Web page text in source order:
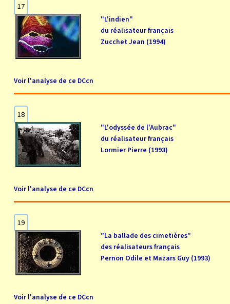
17
"L'indien"
du réalisateur français
Zucchet Jean (1994)
Voir l'analyse de ce DCcn
18
"L'odyssée de l'Aubrac"
du réalisateur français
Lormier Pierre (1993)
Voir l'analyse de ce DCcn
19
"La ballade des cimetières"
des réalisateurs français
Pernon Odile et Mazars Guy (1993)
Voir l'analyse de ce DCcn